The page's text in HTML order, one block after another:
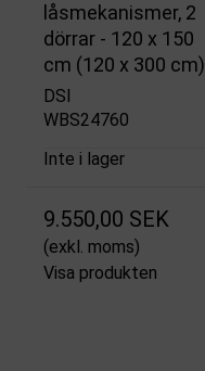
låsmekanismer, 2
dörrar - 120 x 150
cm (120 x 300 cm)
DSI
WBS24760
Inte i lager
9.550,00 SEK
(exkl. moms)
Visa produkten